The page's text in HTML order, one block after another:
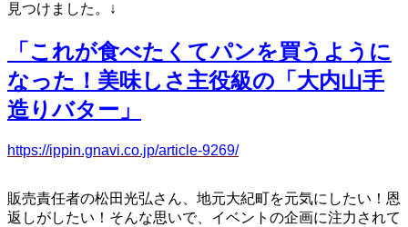
見つけました。↓
「これが食べたくてパンを買うように
なった！美味しさ主役級の「大内山手
造りバター」
https://ippin.gnavi.co.jp/article-9269/
販売責任者の松田光弘さん、地元大紀町を元気にしたい！恩
返しがしたい！そんな思いで、イベントの企画に注力されて